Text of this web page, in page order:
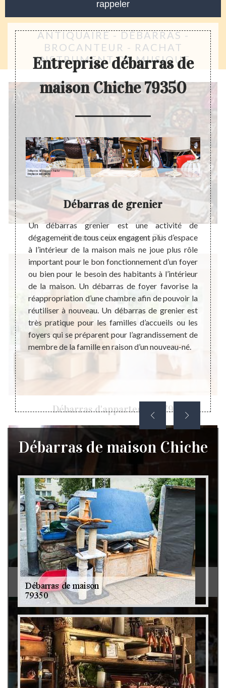
ANTIQUAIRE - DÉBARRAS -
BROCANTEUR - RACHAT
INSTRUMENT DE MUSIQUE
Débarras de maison 79
Débarras d'appartement 79
Débarras de grenier et cave 79
Entreprise débarras de
maison Chiche 79350
de
avec
de
à
Débarras de grenier
Un débarras grenier est une activité de
dégagement de tous ceux engagent plus d’espace
à l’intérieur de la maison mais ne joue plus rôle
important pour le bon fonctionnement d’un foyer
ou bien pour le besoin des habitants à l’intérieur
de la maison. Un débarras de foyer favorise la
réappropriation d’une chambre afin de pouvoir la
réutiliser à nouveau. Un débarras de grenier est
très pratique pour les familles d’accueils ou les
foyers qui se préparent pour l’agrandissement de
membre de la famille en raison d’un nouveau-né.
ou
si
mais
Débarras de maison Chiche